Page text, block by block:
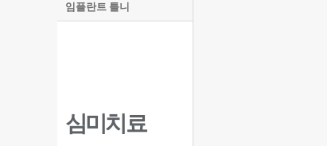
임플란트 틀니
심미치료